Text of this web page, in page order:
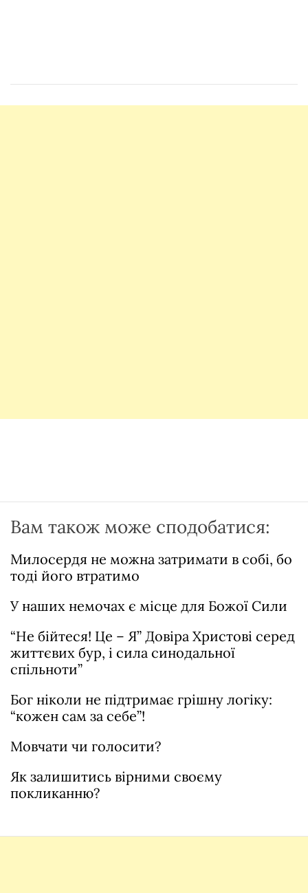
Вам також може сподобатися:
Милосердя не можна затримати в собі, бо
тоді його втратимо
У наших немочах є місце для Божої Сили
“Не бійтеся! Це – Я” Довіра Христові серед
життєвих бур, і сила синодальної
спільноти”
Бог ніколи не підтримає грішну логіку:
“кожен сам за себе”!
Мовчати чи голосити?
Як залишитись вірними своєму
покликанню?